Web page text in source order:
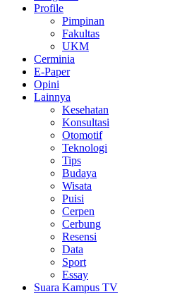
Profile
Pimpinan
Fakultas
UKM
Cerminia
E-Paper
Opini
Lainnya
Kesehatan
Konsultasi
Otomotif
Teknologi
Tips
Budaya
Wisata
Puisi
Cerpen
Cerbung
Resensi
Data
Sport
Essay
Suara Kampus TV